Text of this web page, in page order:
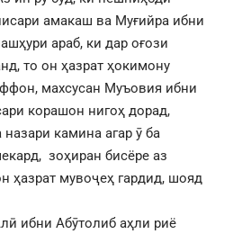
амакаш ва Муғийра ибни
араб, ки дар оғози
то он ҳазрат ҳокимону
махсусан Муъовия ибни
корашон нигоҳ дорад,
камина агар ӯ ба
зоҳиран бисёре аз
ҳазрат мувоҷеҳ гардид, шояд
ибни Абӯтолиб аҳли риё